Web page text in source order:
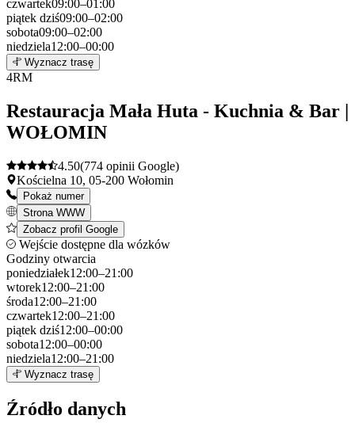
czwartek09:00–01:00
piątek dziś09:00–02:00
sobota09:00–02:00
niedziela12:00–00:00
+
Wyznacz trasę
4RM
Restauracja Mała Huta - Kuchnia & Bar |
WOŁOMIN
4.50(774 opinii Google)
Kościelna 10, 05-200 Wołomin
Pokaż numer
Strona WWW
Zobacz profil Google
Wejście dostępne dla wózków
Godziny otwarcia
poniedziałek12:00–21:00
wtorek12:00–21:00
środa12:00–21:00
czwartek12:00–21:00
piątek dziś12:00–00:00
sobota12:00–00:00
niedziela12:00–21:00
+
−
Wyznacz trasę
Źródło danych